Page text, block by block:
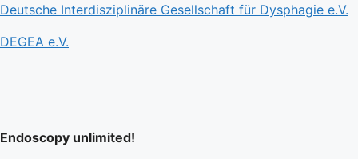
Deutsche Interdisziplinäre Gesellschaft für Dysphagie e.V.
DEGEA e.V.
Endoscopy unlimited!